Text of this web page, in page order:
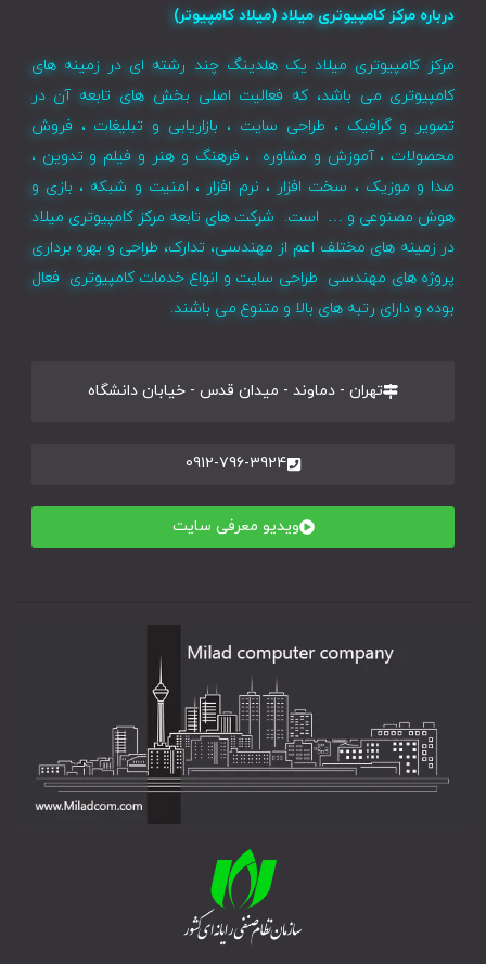
درباره مرکز کامپیوتری میلاد (میلاد کامپیوتر)
مرکز کامپیوتری میلاد یک هلدینگ چند رشته ای در زمینه های
کامپیوتری می باشد، که فعالیت اصلی بخش های تابعه آن در
تصویر و گرافیک ، طراحی سایت ، بازاریابی و تبلیغات ، فروش
محصولات ، آموزش و مشاوره ، فرهنگ و هنر و فیلم و تدوین ،
صدا و موزیک ، سخت افزار ، نرم افزار ، امنیت و شبکه ، بازی و
هوش مصنوعی و … است. شرکت های تابعه مرکز کامپیوتری میلاد
در زمینه های مختلف اعم از مهندسی، تدارک، طراحی و بهره برداری
پروژه های مهندسی طراحی سایت و انواع خدمات کامپیوتری فعال
بوده و دارای رتبه های بالا و متنوع می باشند.
تهران - دماوند - میدان قدس - خیابان دانشگاه
0912-796-3924
ویدیو معرفی سایت